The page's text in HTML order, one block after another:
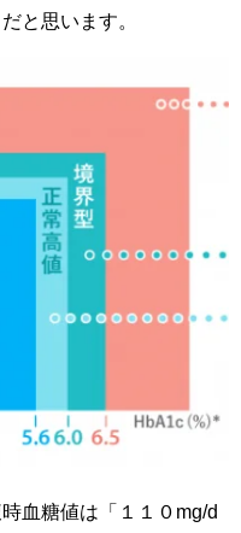
と思います。
血糖値は「１１０mg/d